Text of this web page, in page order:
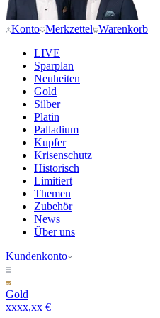
Konto Merkzettel Warenkorb
LIVE
Sparplan
Neuheiten
Gold
Silber
Platin
Palladium
Kupfer
Krisenschutz
Historisch
Limitiert
Themen
Zubehör
News
Über uns
Kundenkonto
Gold
xxxx,xx €